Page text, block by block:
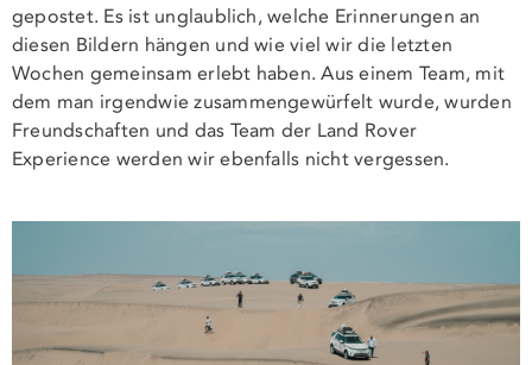
gepostet. Es ist unglaublich, welche Erinnerungen an
diesen Bildern hängen und wie viel wir die letzten
Wochen gemeinsam erlebt haben. Aus einem Team, mit
dem man irgendwie zusammengewürfelt wurde, wurden
Freundschaften und das Team der Land Rover
Experience werden wir ebenfalls nicht vergessen.